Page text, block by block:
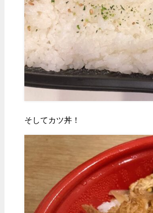
そしてカツ丼！